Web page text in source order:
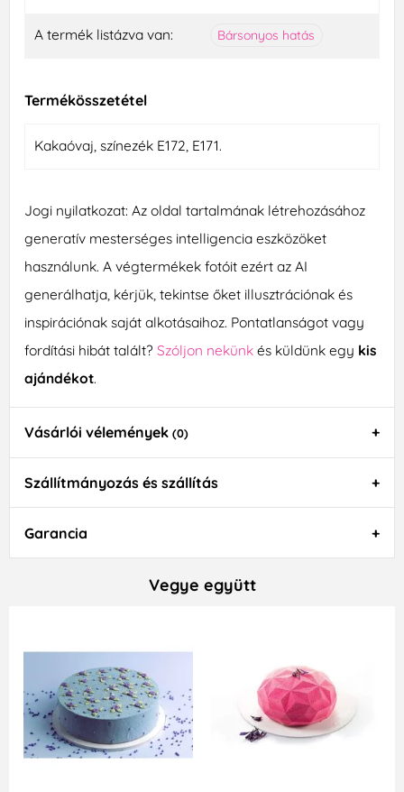
A termék listázva van: Bársonyos hatás
Termékösszetétel
Kakaóvaj, színezék E172, E171.
Jogi nyilatkozat: Az oldal tartalmának létrehozásához
generatív mesterséges intelligencia eszközöket
használunk. A végtermékek fotóit ezért az AI
generálhatja, kérjük, tekintse őket illusztrációnak és
inspirációnak saját alkotásaihoz. Pontatlanságot vagy
fordítási hibát talált? Szóljon nekünkés küldünk egy kis
ajándékot.
Vásárlói vélemények (0)
Szállítmányozás és szállítás
Garancia
Vegye együtt